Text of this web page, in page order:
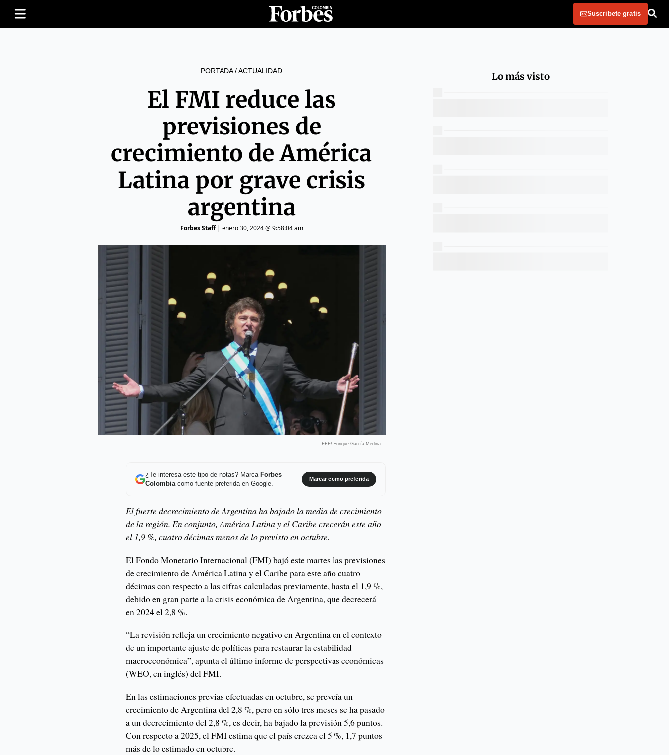
Suscribete gratis
PORTADA/ACTUALIDAD
El FMI reduce las
previsiones de
crecimiento de América
Latina por grave crisis
argentina
Forbes Staff| enero 30, 2024 @ 9:58:04 am
EFE/ Enrique García Medina
¿Te interesa este tipo de notas? Marca Forbes
Colombiacomo fuente preferida en Google.
Marcar como preferida
El fuerte decrecimiento de Argentina ha bajado la media de crecimiento
de la región. En conjunto, América Latina y el Caribe crecerán este año
el 1,9 %, cuatro décimas menos de lo previsto en octubre.
El Fondo Monetario Internacional (FMI) bajó este martes las previsiones
de crecimiento de América Latina y el Caribe para este año cuatro
décimas con respecto a las cifras calculadas previamente, hasta el 1,9 %,
debido en gran parte a la crisis económica de Argentina, que decrecerá
en 2024 el 2,8 %.
“La revisión refleja un crecimiento negativo en Argentina en el contexto
de un importante ajuste de políticas para restaurar la estabilidad
macroeconómica”, apunta el último informe de perspectivas económicas
(WEO, en inglés) del FMI.
En las estimaciones previas efectuadas en octubre, se preveía un
crecimiento de Argentina del 2,8 %, pero en sólo tres meses se ha pasado
a un decrecimiento del 2,8 %, es decir, ha bajado la previsión 5,6 puntos.
Con respecto a 2025, el FMI estima que el país crezca el 5 %, 1,7 puntos
más de lo estimado en octubre.
Lo más visto